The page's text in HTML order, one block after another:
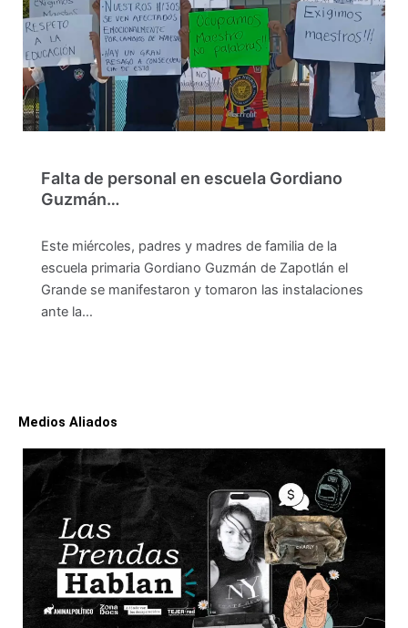
Falta de personal en escuela Gordiano
Guzmán…
Este miércoles, padres y madres de familia de la
escuela primaria Gordiano Guzmán de Zapotlán el
Grande se manifestaron y tomaron las instalaciones
ante la…
Medios Aliados